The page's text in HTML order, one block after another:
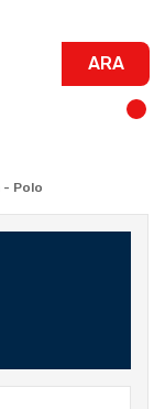
ARA
- Polo